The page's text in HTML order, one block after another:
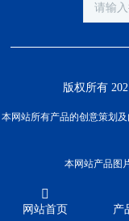
版权所有
本网站所有产品的创意策划
本网站产品图
网站首页 产